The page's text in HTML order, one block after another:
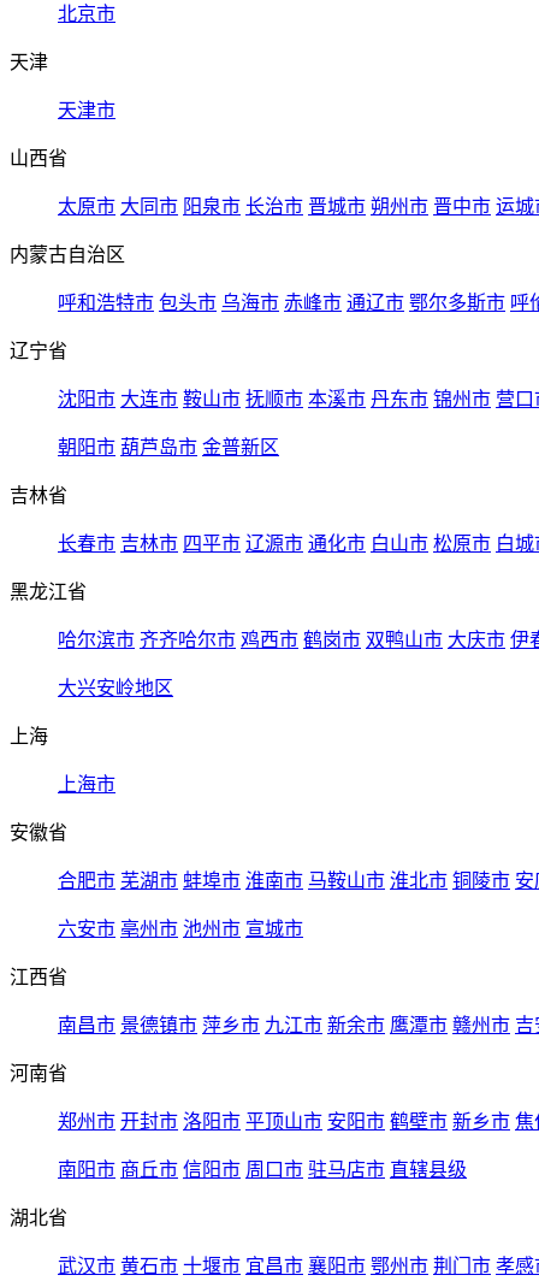
北京市
天津
天津市
山西省
太原市 大同市 阳泉市 长治市 晋城市 朔州市 晋中市 运城
内蒙古自治区
呼和浩特市 包头市 乌海市 赤峰市 通辽市 鄂尔多斯市 呼
辽宁省
沈阳市 大连市 鞍山市 抚顺市 本溪市 丹东市 锦州市 营口
朝阳市 葫芦岛市 金普新区
吉林省
长春市 吉林市 四平市 辽源市 通化市 白山市 松原市 白城
黑龙江省
哈尔滨市 齐齐哈尔市 鸡西市 鹤岗市 双鸭山市 大庆市 伊
大兴安岭地区
上海
上海市
安徽省
合肥市 芜湖市 蚌埠市 淮南市 马鞍山市 淮北市 铜陵市 安
六安市 亳州市 池州市 宣城市
江西省
南昌市 景德镇市 萍乡市 九江市 新余市 鹰潭市 赣州市 吉
河南省
郑州市 开封市 洛阳市 平顶山市 安阳市 鹤壁市 新乡市 焦
南阳市 商丘市 信阳市 周口市 驻马店市 直辖县级
湖北省
武汉市 黄石市 十堰市 宜昌市 襄阳市 鄂州市 荆门市 孝感